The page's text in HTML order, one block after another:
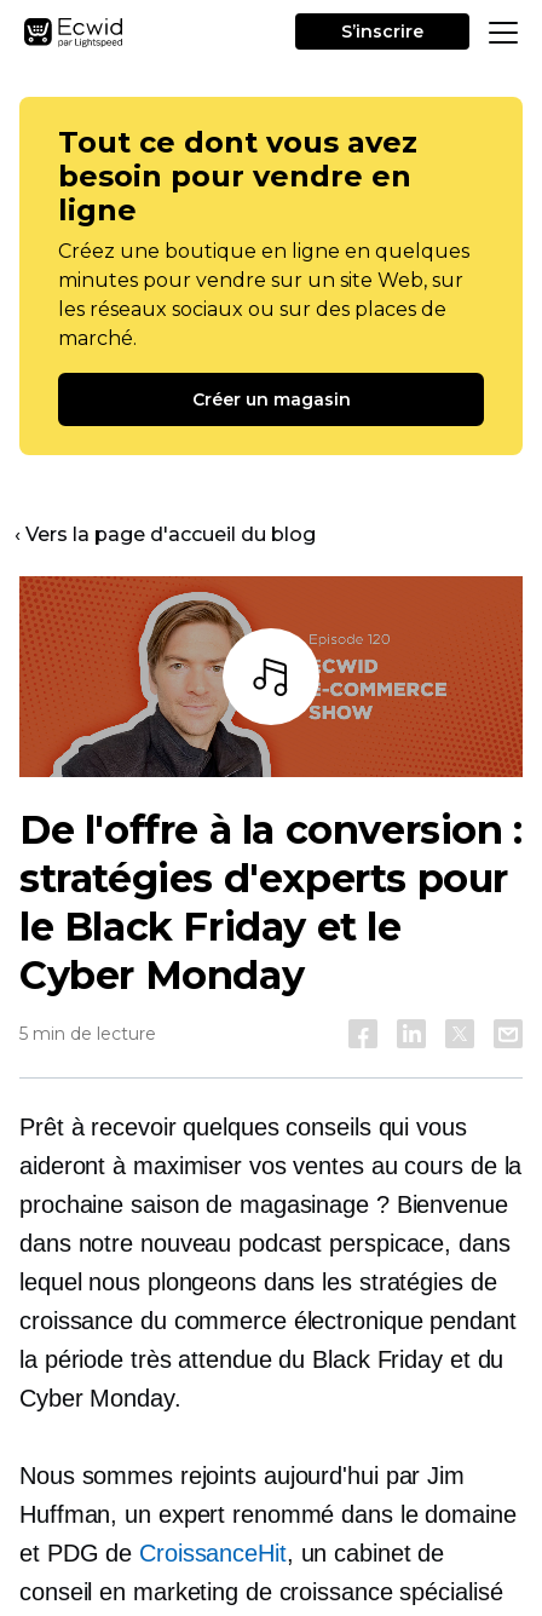
S’inscrire
Tout ce dont vous avez
besoin pour vendre en
ligne
Créez une boutique en ligne en quelques
minutes pour vendre sur un site Web, sur
les réseaux sociaux ou sur des places de
marché.
Créer un magasin
‹ Vers la page d'accueil du blog
Écoutez
De l'offre à la conversion :
stratégies d'experts pour
le Black Friday et le
Cyber Monday
5 min de lecture
Prêt à recevoir quelques conseils qui vous
aideront à maximiser vos ventes au cours de la
prochaine saison de magasinage ? Bienvenue
dans notre nouveau podcast perspicace, dans
lequel nous plongeons dans les stratégies de
croissance du commerce électronique pendant
la période très attendue du Black Friday et du
Cyber ​​Monday.
Nous sommes rejoints aujourd'hui par Jim
Huffman, un expert renommé dans le domaine
et PDG de CroissanceHit, un cabinet de
conseil en marketing de croissance spécialisé